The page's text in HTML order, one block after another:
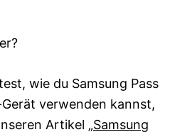
wie du Samsung Pass
verwenden kannst,
Artikel „Samsung